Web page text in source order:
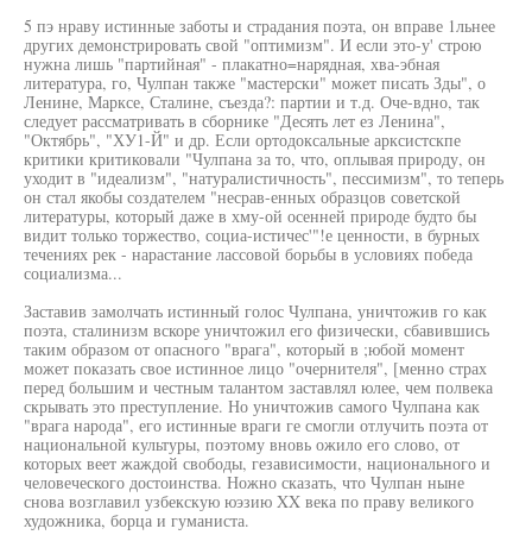
5 пэ нраву истинные заботы и страдания поэта, он вправе 1льнее
других демонстрировать свой "оптимизм". И если это-у' строю
нужна лишь "партийная" - плакатно=нарядная, хва-эбная
литература, го, Чулпан также "мастерски" может писать Зды", о
Ленине, Марксе, Сталине, съезда?: партии и т.д. Оче-вдно, так
следует рассматривать в сборнике "Десять лет ез Ленина",
"Октябрь", "ХУ1-Й" и др. Если ортодоксальные арксистскпе
критики критиковали "Чулпана за то, что, оплывая природу, он
уходит в "идеализм", "натуралистичность", пессимизм", то теперь
он стал якобы создателем "несрав-енных образцов советской
литературы, который даже в хму-ой осенней природе будто бы
видит только торжество, социа-истичес'"!е ценности, в бурных
течениях рек - нарастание лассовой борьбы в условиях победа
социализма...
Заставив замолчать истинный голос Чулпана, уничтожив го как
поэта, сталинизм вскоре уничтожил его физически, сбавившись
таким образом от опасного "врага", который в ;юбой момент
может показать свое истинное лицо "очернителя", [менно страх
перед большим и честным талантом заставлял юлее, чем полвека
скрывать это преступление. Но уничтожив самого Чулпана как
"врага народа", его истинные враги ге смогли отлучить поэта от
национальной культуры, поэтому вновь ожило его слово, от
которых веет жаждой свободы, гезависимости, национального и
человеческого достоинства. Ножно сказать, что Чулпан ныне
снова возглавил узбекскую юэзию XX века по праву великого
художника, борца и гуманиста.